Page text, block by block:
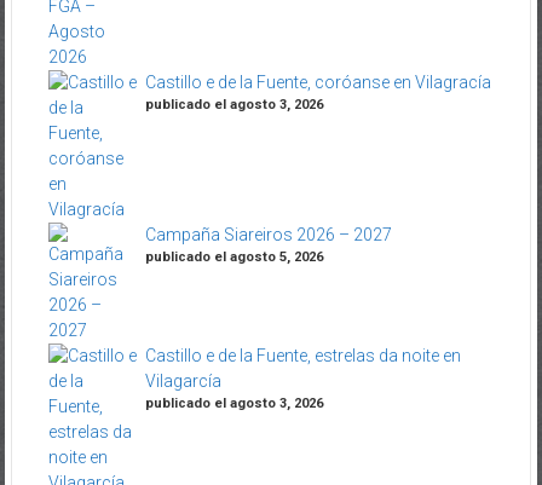
Castillo e de la Fuente, coróanse en Vilagracía
publicado el agosto 3, 2026
Campaña Siareiros 2026 – 2027
publicado el agosto 5, 2026
Castillo e de la Fuente, estrelas da noite en
Vilagarcía
publicado el agosto 3, 2026